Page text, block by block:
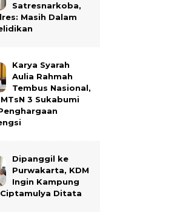
Satresnarkoba,
Masih Dalam
Karya Syarah
Aulia Rahmah
Tembus Nasional,
3 Sukabumi
Dipanggil ke
Purwakarta, KDM
Ingin Kampung
Ditata